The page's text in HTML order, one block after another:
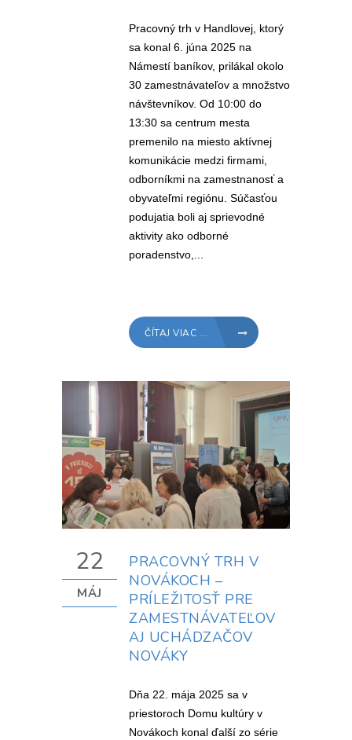
Pracovný trh v Handlovej, ktorý
sa konal 6. júna 2025 na
Námestí baníkov, prilákal okolo
30 zamestnávateľov a množstvo
návštevníkov. Od 10:00 do
13:30 sa centrum mesta
premenilo na miesto aktívnej
komunikácie medzi firmami,
odborníkmi na zamestnanosť a
obyvateľmi regiónu. Súčasťou
podujatia boli aj sprievodné
aktivity ako odborné
poradenstvo,...
ČÍTAJ VIAC ...
22
MÁJ
PRACOVNÝ TRH V
NOVÁKOCH –
PRÍLEŽITOSŤ PRE
ZAMESTNÁVATEĽOV
AJ UCHÁDZAČOV
NOVÁKY
Dňa 22. mája 2025 sa v
priestoroch Domu kultúry v
Novákoch konal ďalší zo série